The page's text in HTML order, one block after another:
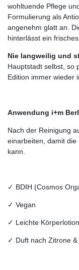
wohltuende Pflege
Formulierung als
angenehm glatt an.
hinterlässt ein
Nie langweilig und
Hauptstadt selbst, so
Edition immer wieder
Anwendung i+m
Nach der Reinigung
einarbeiten, damit die
kann.
✓ BDIH (Cosmos
✓ Vegan
✓ Leichte Körperlotion
✓ Duft nach Zitrone &